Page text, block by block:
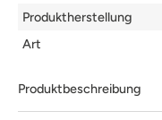
Produktbeschreibung
Produktherstellung
Art